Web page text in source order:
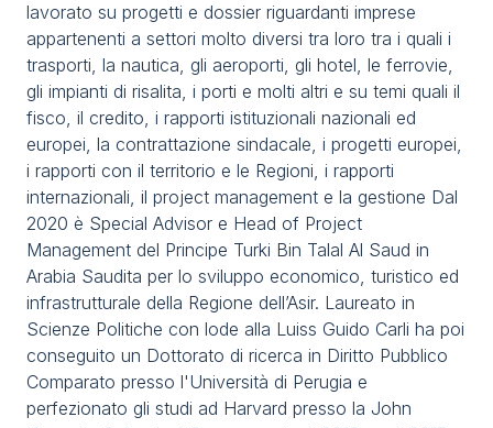
Media
Stai programmando la tua visita a TTG?
RICHIEDI IL TUO BIGLIETTO arrow_circle_right
AREA RISERVATA VISITATORI
person
lavorato su progetti e dossier riguardanti imprese
appartenenti a settori molto diversi tra loro tra i quali i
trasporti, la nautica, gli aeroporti, gli hotel, le ferrovie,
gli impianti di risalita, i porti e molti altri e su temi quali il
fisco, il credito, i rapporti istituzionali nazionali ed
europei, la contrattazione sindacale, i progetti europei,
i rapporti con il territorio e le Regioni, i rapporti
internazionali, il project management e la gestione Dal
2020 è Special Advisor e Head of Project
Management del Principe Turki Bin Talal Al Saud in
Arabia Saudita per lo sviluppo economico, turistico ed
infrastrutturale della Regione dell’Asir. Laureato in
Scienze Politiche con lode alla Luiss Guido Carli ha poi
conseguito un Dottorato di ricerca in Diritto Pubblico
Comparato presso l'Università di Perugia e
perfezionato gli studi ad Harvard presso la John